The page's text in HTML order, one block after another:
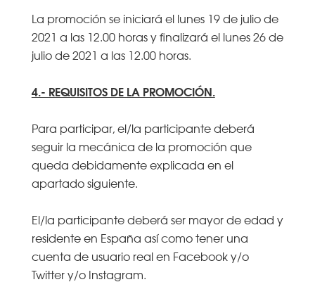
La promoción se iniciará el lunes 19 de julio de
2021 a las 12.00 horas y finalizará el lunes 26 de
julio de 2021 a las 12.00 horas.
4.- REQUISITOS DE LA PROMOCIÓN.
Para participar, el/la participante deberá
seguir la mecánica de la promoción que
queda debidamente explicada en el
apartado siguiente.
El/la participante deberá ser mayor de edad y
residente en España así como tener una
cuenta de usuario real en Facebook y/o
Twitter y/o Instagram.